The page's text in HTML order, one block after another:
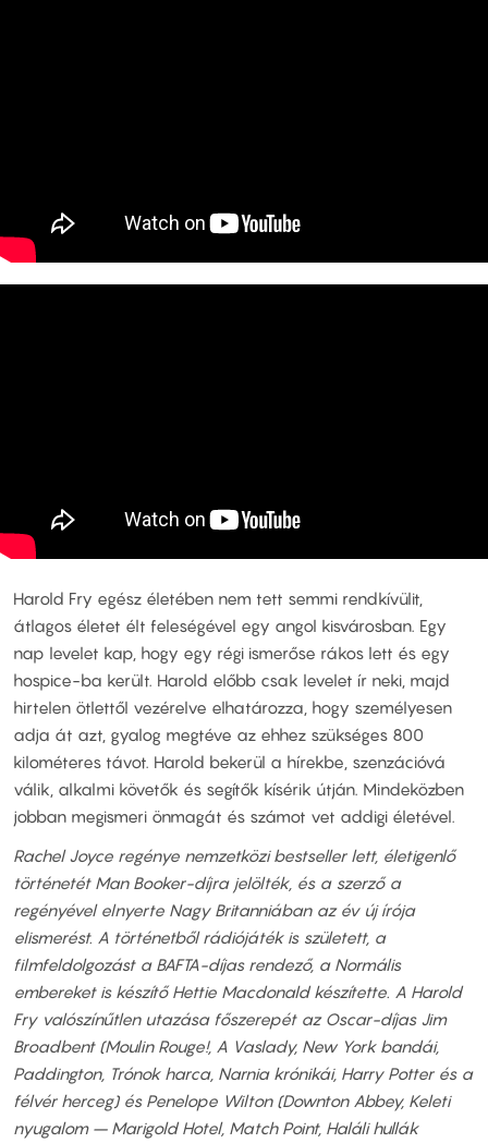
Harold Fry egész életében nem tett semmi rendkívülit,
átlagos életet élt feleségével egy angol kisvárosban. Egy
nap levelet kap, hogy egy régi ismerőse rákos lett és egy
hospice-ba került. Harold előbb csak levelet ír neki, majd
hirtelen ötlettől vezérelve elhatározza, hogy személyesen
adja át azt, gyalog megtéve az ehhez szükséges 800
kilométeres távot. Harold bekerül a hírekbe, szenzációvá
válik, alkalmi követők és segítők kísérik útján. Mindeközben
jobban megismeri önmagát és számot vet addigi életével.
Rachel Joyce regénye nemzetközi bestseller lett, életigenlő
történetét Man Booker-díjra jelölték, és a szerző a
regényével elnyerte Nagy Britanniában az év új írója
elismerést. A történetből rádiójáték is született, a
filmfeldolgozást a BAFTA-díjas rendező, a Normális
embereket is készítő Hettie Macdonald készítette. A Harold
Fry valószínűtlen utazása főszerepét az Oscar-díjas Jim
Broadbent (Moulin Rouge!, A Vaslady, New York bandái,
Paddington, Trónok harca, Narnia krónikái, Harry Potter és a
félvér herceg) és Penelope Wilton (Downton Abbey, Keleti
nyugalom – Marigold Hotel, Match Point, Haláli hullák